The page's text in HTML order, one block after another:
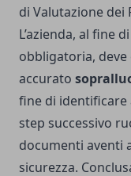
di Valutazione dei
L’azienda, al fine
obbligatoria,
accurato
fine di identificare
step successivo
documenti aventi
sicurezza.